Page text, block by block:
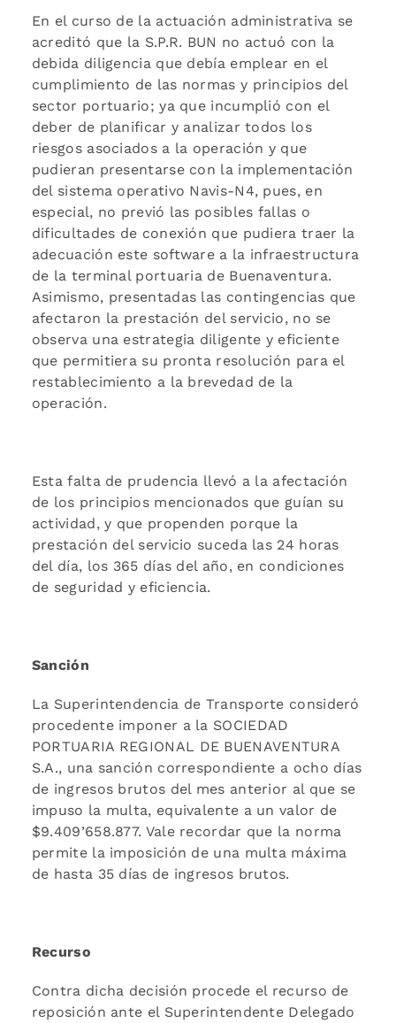
En el curso de la actuación administrativa se
acreditó que la S.P.R. BUN no actuó con la
debida diligencia que debía emplear en el
cumplimiento de las normas y principios del
sector portuario; ya que incumplió con el
deber de planificar y analizar todos los
riesgos asociados a la operación y que
pudieran presentarse con la implementación
del sistema operativo Navis-N4, pues, en
especial, no previó las posibles fallas o
dificultades de conexión que pudiera traer la
adecuación este software a la infraestructura
de la terminal portuaria de Buenaventura.
Asimismo, presentadas las contingencias que
afectaron la prestación del servicio, no se
observa una estrategia diligente y eficiente
que permitiera su pronta resolución para el
restablecimiento a la brevedad de la
operación.
Esta falta de prudencia llevó a la afectación
de los principios mencionados que guían su
actividad, y que propenden porque la
prestación del servicio suceda las 24 horas
del día, los 365 días del año, en condiciones
de seguridad y eficiencia.
Sanción
La Superintendencia de Transporte consideró
procedente imponer a la SOCIEDAD
PORTUARIA REGIONAL DE BUENAVENTURA
S.A., una sanción correspondiente a ocho días
de ingresos brutos del mes anterior al que se
impuso la multa, equivalente a un valor de
$9.409’658.877. Vale recordar que la norma
permite la imposición de una multa máxima
de hasta 35 días de ingresos brutos.
Recurso
Contra dicha decisión procede el recurso de
reposición ante el Superintendente Delegado